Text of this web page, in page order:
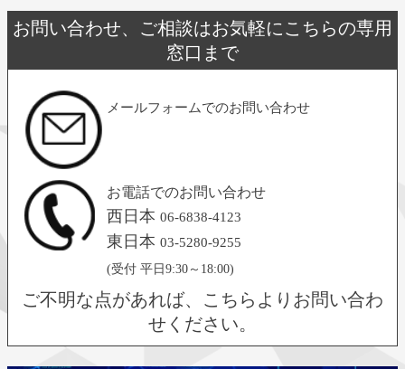
お問い合わせ、ご相談はお気軽にこちらの専用
窓口まで
メールフォームでのお問い合わせ
お電話でのお問い合わせ
西日本 06-6838-4123
東日本 03-5280-9255
(受付 平日9:30～18:00)
ご不明な点があれば、こちらよりお問い合わ
せください。